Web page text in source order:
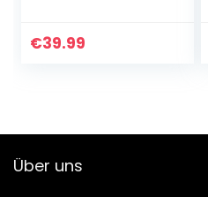
EQ-Modi, HiFi
€39.99
Über uns